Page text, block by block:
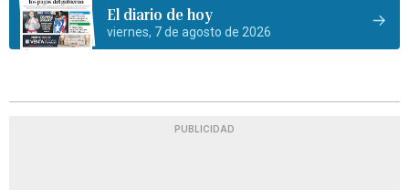
El diario de hoy
viernes, 7 de agosto de 2026
PUBLICIDAD